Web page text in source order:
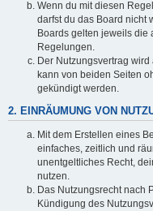
Wenn du mit diesen
darfst du das Board nicht
Boards gelten jeweils die
Regelungen.
Der Nutzungsvertrag
kann von beiden Seiten
gekündigt werden.
2. EINRÄUMUNG VON
Mit dem Erstellen eines
einfaches, zeitlich und
unentgeltliches Recht,
nutzen.
Das Nutzungsrecht nach
Kündigung des